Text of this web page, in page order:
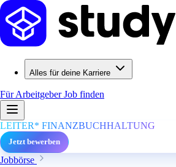
Alles für deine Karriere
Für ArbeitgeberJob finden
LEITER* FINANZBUCHHALTUNG
Jetzt bewerben
Jobbörse